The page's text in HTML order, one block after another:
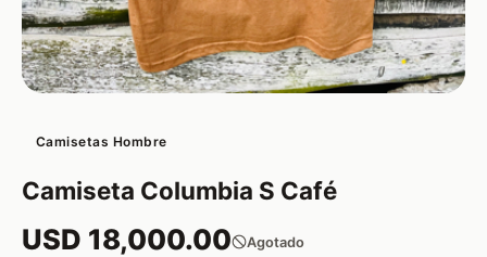
Camisetas Hombre
Camiseta Columbia S Café
USD 18,000.00 Agotado